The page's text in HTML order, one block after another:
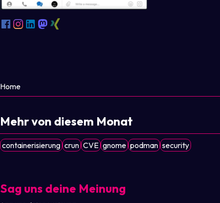
Home
Mehr von diesem Monat
containerisierung crun CVE gnome podman security
Sag uns deine Meinung